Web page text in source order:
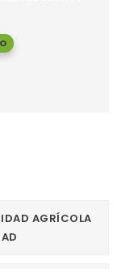
AGRÍCOLA